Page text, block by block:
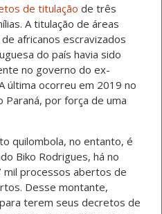
de titulação de três
A titulação de áreas
africanos escravizados
do país havia sido
no governo do ex-
última ocorreu em 2019 no
Paraná, por força de uma
quilombola, no entanto, é
Biko Rodrigues, há no
mil processos abertos de
Desse montante,
terem seus decretos de